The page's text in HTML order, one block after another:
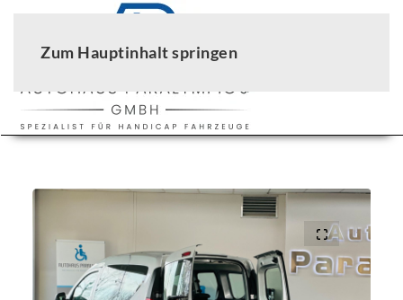
Zum Hauptinhalt springen